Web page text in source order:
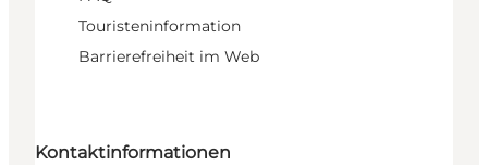
Touristeninformation
Barrierefreiheit im Web
Kontaktinformationen